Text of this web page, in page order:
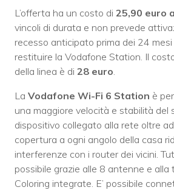
L’offerta ha un costo di 25,90 euro
vincoli di durata e non prevede
recesso anticipato prima dei 24 mesi
restituire la Vodafone Station. Il
della linea è di 28 euro
La Vodafone Wi-Fi 6 Station è
una maggiore velocità e stabilità del
dispositivo collegato alla rete oltre
copertura a ogni angolo della casa
interferenze con i router dei vicini.
possibile grazie alle 8 antenne e alla
Coloring integrate. E’ possibile